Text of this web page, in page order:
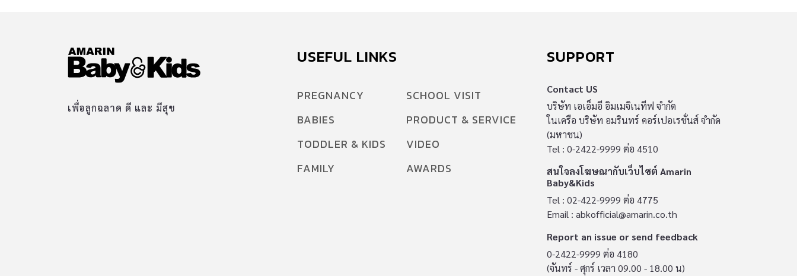
เพื่อลูกฉลาด ดี และ มีสุข
USEFUL LINKS
PREGNANCY
BABIES
TODDLER & KIDS
FAMILY
SCHOOL VISIT
PRODUCT & SERVICE
VIDEO
AWARDS
SUPPORT
Contact US
บริษัท เอเอ็มอี อิมเมจิเนทีฟ จำกัด
ในเครือ บริษัท อมรินทร์ คอร์เปอเรชั่นส์ จำกัด
(มหาชน)
Tel : 0-2422-9999 ต่อ 4510
สนใจลงโฆษณากับเว็บไซต์ Amarin
Baby&Kids
Tel : 02-422-9999 ต่อ 4775
Email : abkofficial@amarin.co.th
Report an issue or send feedback
0-2422-9999 ต่อ 4180
(จันทร์ - ศุกร์ เวลา 09.00 - 18.00 น)